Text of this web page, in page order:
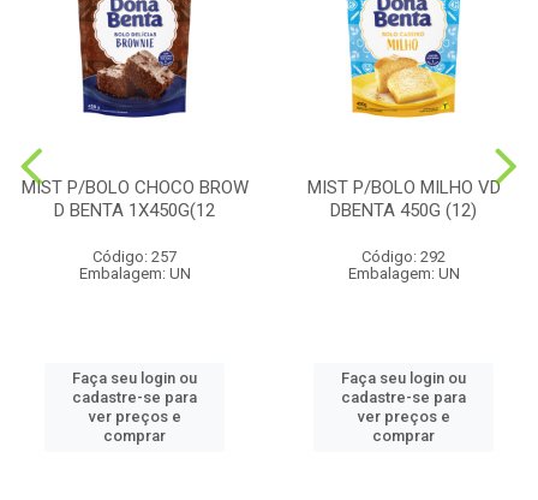
MIST P/BOLO CHOCO BROW
D BENTA 1X450G(12
Código: 257
Embalagem: UN
Faça seu login ou
cadastre-se para
ver preços e
comprar
MIST P/BOLO MILHO VD
DBENTA 450G (12)
Código: 292
Embalagem: UN
Faça seu login ou
cadastre-se para
ver preços e
comprar